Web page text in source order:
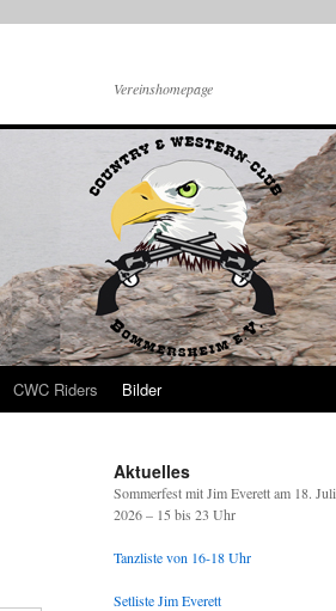
Vereinshomepage
CWC Riders Bilder
Aktuelles
Sommerfest mit Jim Everett am 18. Juli
2026 – 15 bis 23 Uhr
Tanzliste von 16-18 Uhr
Setliste Jim Everett